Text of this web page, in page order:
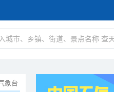
象台